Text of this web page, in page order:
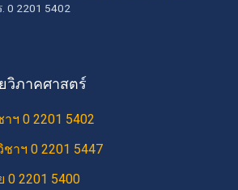
0 2201 5402
วิภาคศาสตร์
ฯ 0 2201 5402
าฯ 0 2201 5447
0 2201 5400